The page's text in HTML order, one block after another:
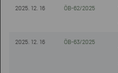
2025. 12. 16 ÖB-62/2025
2025. 12. 16 ÖB-63/2025